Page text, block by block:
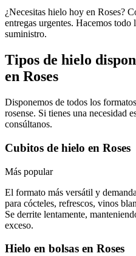
¿Necesitas hielo hoy en Roses?
entregas urgentes. Hacemos
suministro.
Tipos de hielo
en Roses
Disponemos de todos los
rosense. Si tienes una necesidad
consúltanos.
Cubitos de hielo en Roses
Más popular
El formato más versátil y
para cócteles, refrescos, vinos
Se derrite lentamente,
exceso.
Hielo en bolsas en Roses